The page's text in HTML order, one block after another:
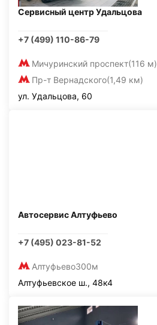
Сервисный центр Удальцова
+7 (499) 110-86-79
Мичуринский проспект(116 м)
Пр-т Вернадского(1,49 км)
ул. Удальцова, 60
Автосервис Алтуфьево
+7 (495) 023-81-52
Алтуфьево300м
Алтуфьевское ш., 48к4